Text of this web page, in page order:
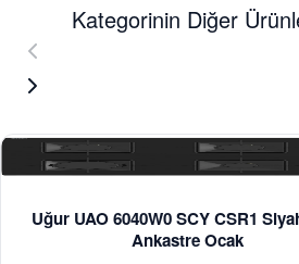
Kategorinin Diğer
Uğur UAO 6040W0 SCY CSR1
Ankastre Ocak